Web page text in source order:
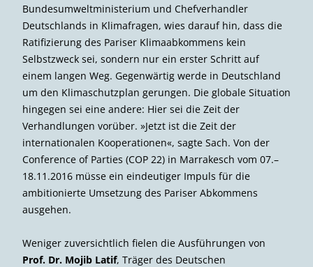
Bundesumweltministerium und Chefverhandler
Deutschlands in Klimafragen, wies darauf hin, dass die
Ratifizierung des Pariser Klimaabkommens kein
Selbstzweck sei, sondern nur ein erster Schritt auf
einem langen Weg. Gegenwärtig werde in Deutschland
um den Klimaschutzplan gerungen. Die globale Situation
hingegen sei eine andere: Hier sei die Zeit der
Verhandlungen vorüber. »Jetzt ist die Zeit der
internationalen Kooperationen«, sagte Sach. Von der
Conference of Parties (COP 22) in Marrakesch vom 07.–
18.11.2016 müsse ein eindeutiger Impuls für die
ambitionierte Umsetzung des Pariser Abkommens
ausgehen.
Weniger zuversichtlich fielen die Ausführungen von
Prof. Dr. Mojib Latif, Träger des Deutschen